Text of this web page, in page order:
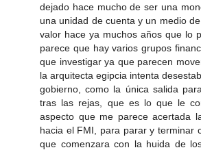
dejado hace mucho de ser una
una unidad de cuenta y un medio
valor hace ya muchos años que lo
parece que hay varios grupos
que investigar ya que parecen
la arquitecta egipcia intenta
gobierno, como la única salida
tras las rejas, que es lo que le
aspecto que me parece acertada
hacia el FMI, para parar y terminar
que comenzara con la huida de